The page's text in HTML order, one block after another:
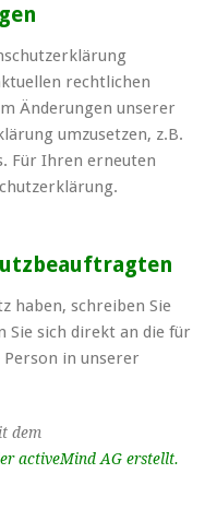
rechtlichen
Änderungen unserer
umzusetzen, z.B.
Für Ihren erneuten
haben, schreiben Sie
Sie sich direkt an die für
in unserer
dem
activeMind AG erstellt.